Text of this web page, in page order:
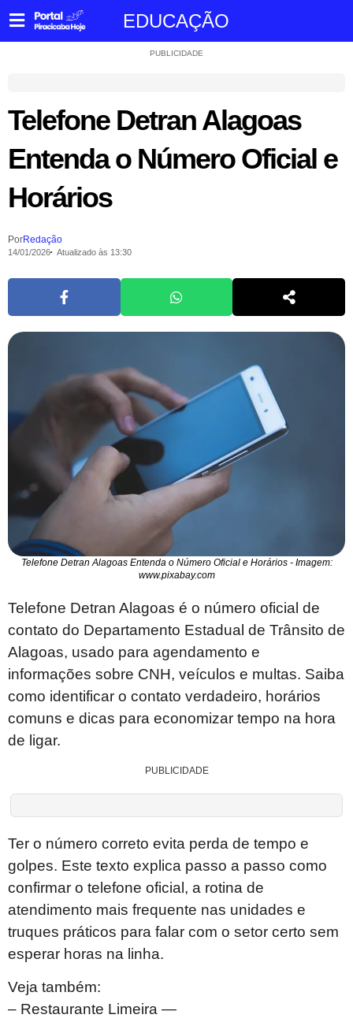
EDUCAÇÃO
PUBLICIDADE
Telefone Detran Alagoas
Entenda o Número Oficial e
Horários
PorRedação
14/01/2026 Atualizado às 13:30
Telefone Detran Alagoas Entenda o Número Oficial e Horários - Imagem:
www.pixabay.com
Telefone Detran Alagoas é o número oficial de
contato do Departamento Estadual de Trânsito de
Alagoas, usado para agendamento e
informações sobre CNH, veículos e multas. Saiba
como identificar o contato verdadeiro, horários
comuns e dicas para economizar tempo na hora
de ligar.
PUBLICIDADE
Ter o número correto evita perda de tempo e
golpes. Este texto explica passo a passo como
confirmar o telefone oficial, a rotina de
atendimento mais frequente nas unidades e
truques práticos para falar com o setor certo sem
esperar horas na linha.
Veja também:
– Restaurante Limeira —